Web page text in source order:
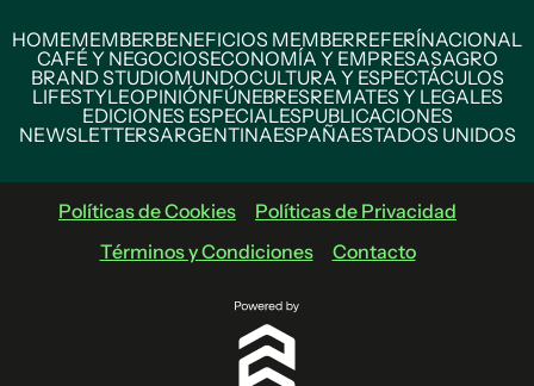
HOMEMEMBERBENEFICIOS MEMBERREFERÍNACIONAL
CAFÉ Y NEGOCIOSECONOMÍA Y EMPRESASAGRO
BRAND STUDIOMUNDOCULTURA Y ESPECTÁCULOS
LIFESTYLEOPINIÓNFÚNEBRESREMATES Y LEGALES
EDICIONES ESPECIALESPUBLICACIONES
NEWSLETTERSARGENTINAESPAÑAESTADOS UNIDOS
Políticas de Cookies
Políticas de Privacidad
Términos y Condiciones
Contacto